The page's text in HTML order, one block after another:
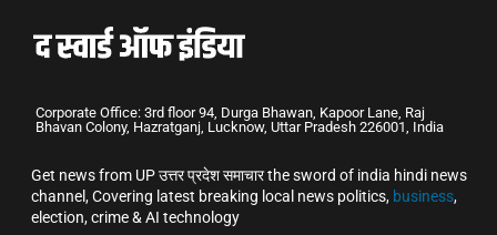
Corporate Office: 3rd floor 94, Durga Bhawan, Kapoor Lane, Raj
Bhavan Colony, Hazratganj, Lucknow, Uttar Pradesh 226001, India
Get news from UP उत्तर प्रदेश समाचार the sword of india hindi news
channel, Covering latest breaking local news politics, business,
election, crime & AI technology